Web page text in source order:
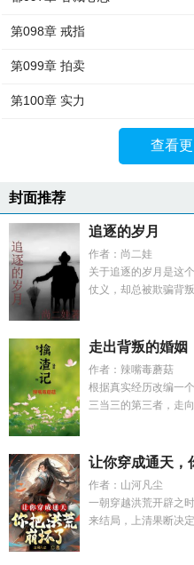
第098章 戒指
第099章 拍卖
第100章 实力
查看
封面推荐
追逐的岁月
作者：尚二娃
关于追逐的岁月是这
仗义，却总被欺骗背
走出背叛的婚姻
作者：辣嘴毒蘑菇
根据真实经历改编一
三当三的第三者，走
让你穿成通天，
作者：山河凡尘
一朝穿越洪荒开辟之
来结局，上清果断决